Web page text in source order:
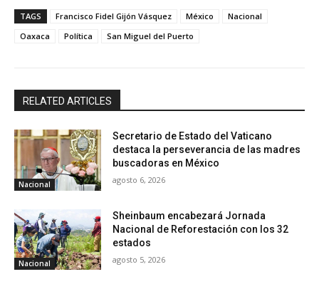
TAGS Francisco Fidel Gijón Vásquez México
Nacional
Oaxaca
Política San Miguel del Puerto
RELATED ARTICLES
Nacional
Secretario de Estado del Vaticano
destaca la perseverancia de las madres
buscadoras en México
agosto 6, 2026
Nacional
Sheinbaum encabezará Jornada
Nacional de Reforestación con los 32
estados
agosto 5, 2026